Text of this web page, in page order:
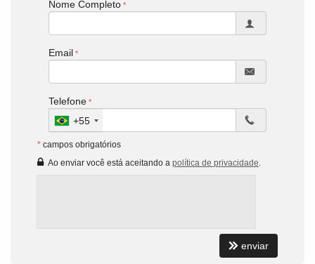
Nome Completo
Email
Telefone
+55
* campos obrigatórios
Ao enviar você está aceitando a política de privacidade.
enviar